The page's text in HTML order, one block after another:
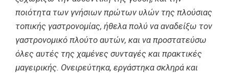
ποιότητα των γνήσιων πρώτων υλών της πλούσιας
τοπικής γαστρονομίας, ήθελα πολύ να αναδείξω τον
γαστρονομικό πλούτο αυτών, και να προστατεύσω
όλες αυτές της χαμένες συνταγές και πρακτικές
μαγειρικής. Ονειρεύτηκα, εργάστηκα σκληρά και